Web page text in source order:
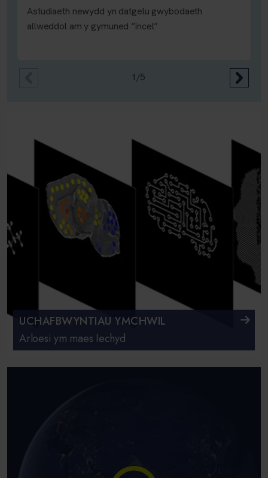
Astudiaeth newydd yn datgelu gwybodaeth
allweddol am y gymuned “incel”
1/5
UCHAFBWYNTIAU YMCHWIL
Arloesi ym maes Iechyd